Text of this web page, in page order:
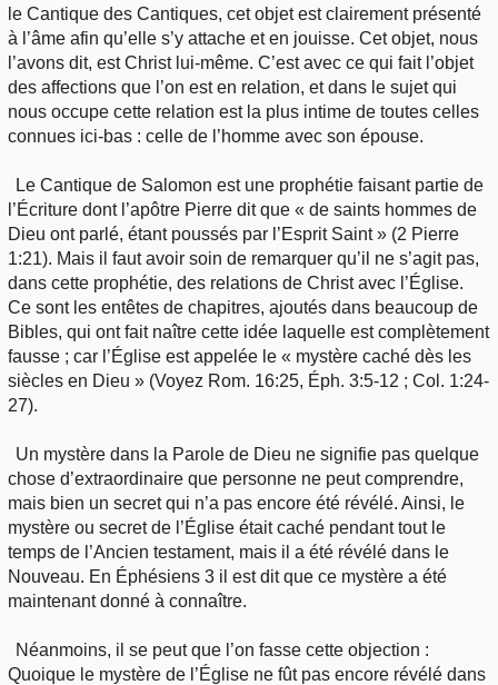
le Cantique des Cantiques, cet objet est clairement présenté
à l’âme afin qu’elle s’y attache et en jouisse. Cet objet, nous
l’avons dit, est Christ lui-même. C’est avec ce qui fait l’objet
des affections que l’on est en relation, et dans le sujet qui
nous occupe cette relation est la plus intime de toutes celles
connues ici-bas : celle de l’homme avec son épouse.
Le Cantique de Salomon est une prophétie faisant partie de
l’Écriture dont l’apôtre Pierre dit que « de saints hommes de
Dieu ont parlé, étant poussés par l’Esprit Saint » (2 Pierre
1:21). Mais il faut avoir soin de remarquer qu’il ne s’agit pas,
dans cette prophétie, des relations de Christ avec l’Église.
Ce sont les entêtes de chapitres, ajoutés dans beaucoup de
Bibles, qui ont fait naître cette idée laquelle est complètement
fausse ; car l’Église est appelée le « mystère caché dès les
siècles en Dieu » (Voyez Rom. 16:25, Éph. 3:5-12 ; Col. 1:24-
27).
Un mystère dans la Parole de Dieu ne signifie pas quelque
chose d’extraordinaire que personne ne peut comprendre,
mais bien un secret qui n’a pas encore été révélé. Ainsi, le
mystère ou secret de l’Église était caché pendant tout le
temps de l’Ancien testament, mais il a été révélé dans le
Nouveau. En Éphésiens 3 il est dit que ce mystère a été
maintenant donné à connaître.
Néanmoins, il se peut que l’on fasse cette objection :
Quoique le mystère de l’Église ne fût pas encore révélé dans